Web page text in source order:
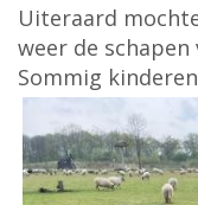
Uiteraard
weer de
Sommig